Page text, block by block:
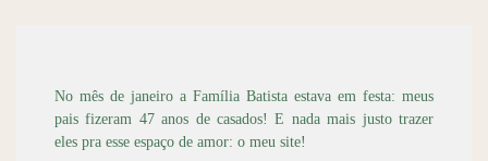
No mês de janeiro a Família Batista estava em festa: meus
pais fizeram 47 anos de casados! E nada mais justo trazer
eles pra esse espaço de amor: o meu site!